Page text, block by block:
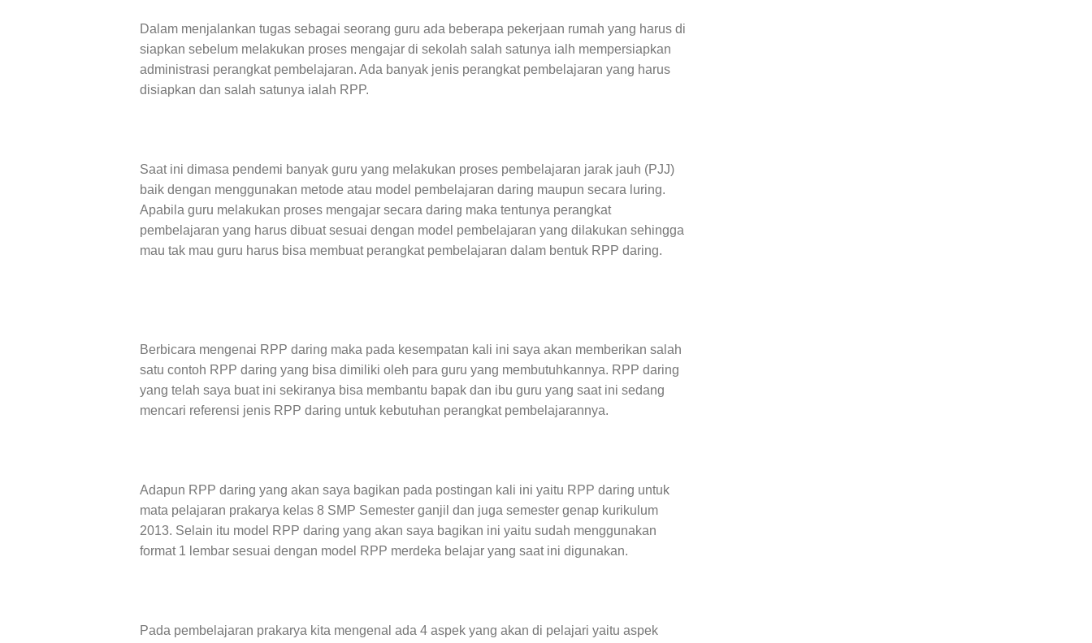
Dalam menjalankan tugas sebagai seorang guru ada beberapa pekerjaan rumah yang harus di
siapkan sebelum melakukan proses mengajar di sekolah salah satunya ialh mempersiapkan
administrasi perangkat pembelajaran. Ada banyak jenis perangkat pembelajaran yang harus
disiapkan dan salah satunya ialah RPP.
Saat ini dimasa pendemi banyak guru yang melakukan proses pembelajaran jarak jauh (PJJ)
baik dengan menggunakan metode atau model pembelajaran daring maupun secara luring.
Apabila guru melakukan proses mengajar secara daring maka tentunya perangkat
pembelajaran yang harus dibuat sesuai dengan model pembelajaran yang dilakukan sehingga
mau tak mau guru harus bisa membuat perangkat pembelajaran dalam bentuk RPP daring.
Berbicara mengenai RPP daring maka pada kesempatan kali ini saya akan memberikan salah
satu contoh RPP daring yang bisa dimiliki oleh para guru yang membutuhkannya. RPP daring
yang telah saya buat ini sekiranya bisa membantu bapak dan ibu guru yang saat ini sedang
mencari referensi jenis RPP daring untuk kebutuhan perangkat pembelajarannya.
Adapun RPP daring yang akan saya bagikan pada postingan kali ini yaitu RPP daring untuk
mata pelajaran prakarya kelas 8 SMP Semester ganjil dan juga semester genap kurikulum
2013. Selain itu model RPP daring yang akan saya bagikan ini yaitu sudah menggunakan
format 1 lembar sesuai dengan model RPP merdeka belajar yang saat ini digunakan.
Pada pembelajaran prakarya kita mengenal ada 4 aspek yang akan di pelajari yaitu aspek